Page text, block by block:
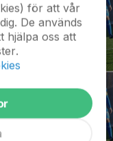
för att vår
De används
hjälpa oss att